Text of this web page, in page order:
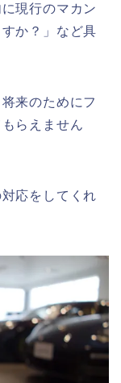
現行のマカン
か？」など具
来のためにフ
らえません
応をしてくれ